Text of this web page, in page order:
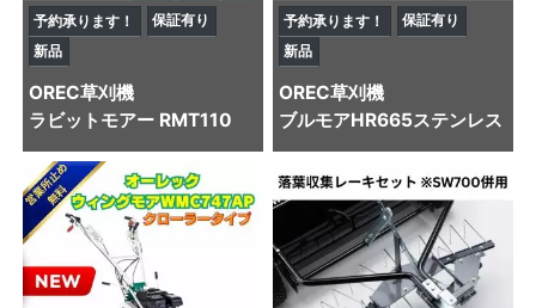
予約承ります！
保証有り
新品
OREC草刈機
ラビットモアー RMT110
予約承ります！
保証有り
新品
OREC草刈機
ブルモアHR665ステンレス